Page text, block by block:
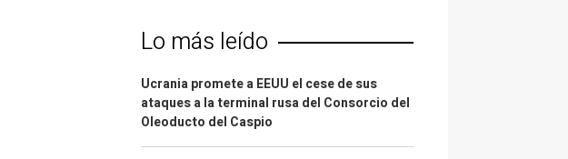
Lo más leído
Ucrania promete a EEUU el cese de sus
ataques a la terminal rusa del Consorcio del
Oleoducto del Caspio